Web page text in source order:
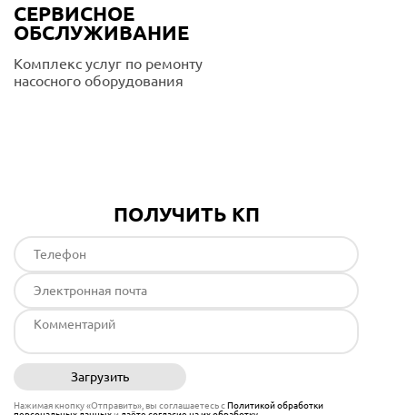
СЕРВИСНОЕ
ОБСЛУЖИВАНИЕ
Комплекс услуг по ремонту
насосного оборудования
ПОЛУЧИТЬ КП
Загрузить
Нажимая кнопку «Отправить», вы соглашаетесь сПолитикой обработки